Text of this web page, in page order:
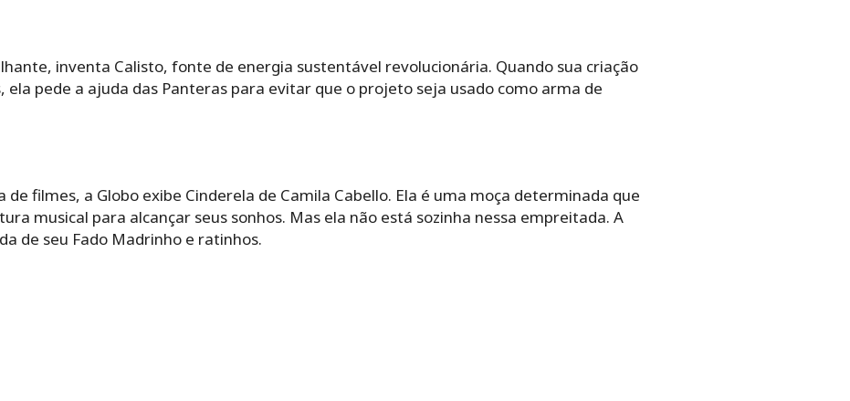
inventa Calisto, fonte de energia sustentável revolucionária. Quando sua criação
ela pede a ajuda das Panteras para evitar que o projeto seja usado como arma de
de filmes, a Globo exibe Cinderela de Camila Cabello. Ela é uma moça determinada que
musical para alcançar seus sonhos. Mas ela não está sozinha nessa empreitada. A
de seu Fado Madrinho e ratinhos.